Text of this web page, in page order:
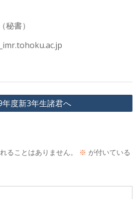
書）
年度新3年生諸君へ
ることはありません。 ※ が付いている